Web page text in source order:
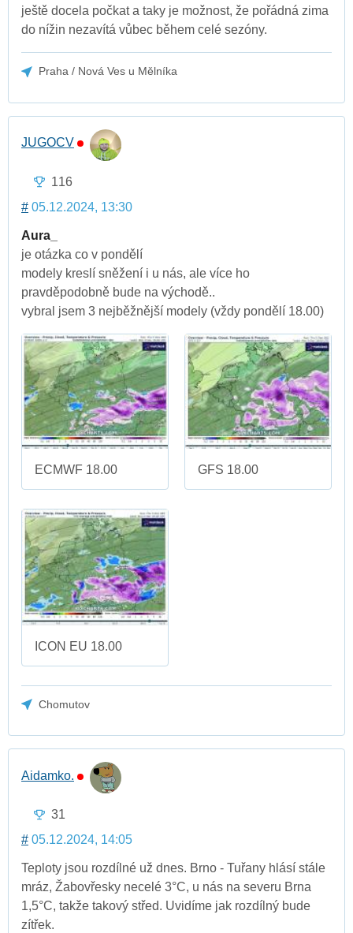
ještě docela počkat a taky je možnost, že pořádná zima
do nížin nezavítá vůbec během celé sezóny.
Praha / Nová Ves u Mělníka
JUGOCV
116
# 05.12.2024, 13:30
Aura_
je otázka co v pondělí
modely kreslí sněžení i u nás, ale více ho
pravděpodobně bude na východě..
vybral jsem 3 nejběžnější modely (vždy pondělí 18.00)
ECMWF 18.00 GFS 18.00
ICON EU 18.00
Chomutov
Aidamko.
31
# 05.12.2024, 14:05
Teploty jsou rozdílné už dnes. Brno - Tuřany hlásí stále
mráz, Žabovřesky necelé 3°C, u nás na severu Brna
1,5°C, takže takový střed. Uvidíme jak rozdílný bude
zítřek.